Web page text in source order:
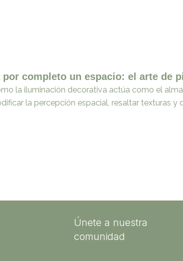
completo un espacio: el arte de
la iluminación decorativa actúa como el
la percepción espacial, resaltar texturas
Únete a nuestra
comunidad